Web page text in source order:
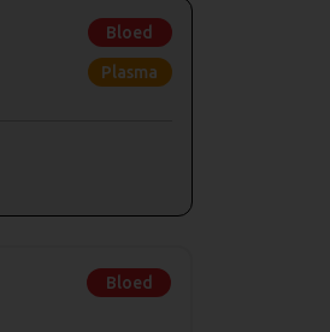
Bloed
Plasma
Bloed